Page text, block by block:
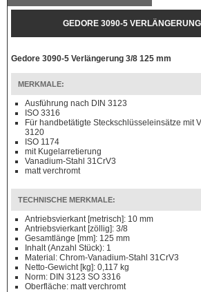
GEDORE 3090-5
Gedore 3090-5 Verlängerung 3/8 125 mm
MERKMALE:
Ausführung nach DIN 3123
ISO 3316
Für handbetätigte Steckschlüsseleinsätze mit
3120
ISO 1174
mit Kugelarretierung
Vanadium-Stahl 31CrV3
matt verchromt
TECHNISCHE MERKMALE:
Antriebsvierkant [metrisch]: 10 mm
Antriebsvierkant [zöllig]: 3/8
Gesamtlänge [mm]: 125 mm
Inhalt (Anzahl Stück): 1
Material: Chrom-Vanadium-Stahl 31CrV3
Netto-Gewicht [kg]: 0,117 kg
Norm: DIN 3123 SO 3316
Oberfläche: matt verchromt